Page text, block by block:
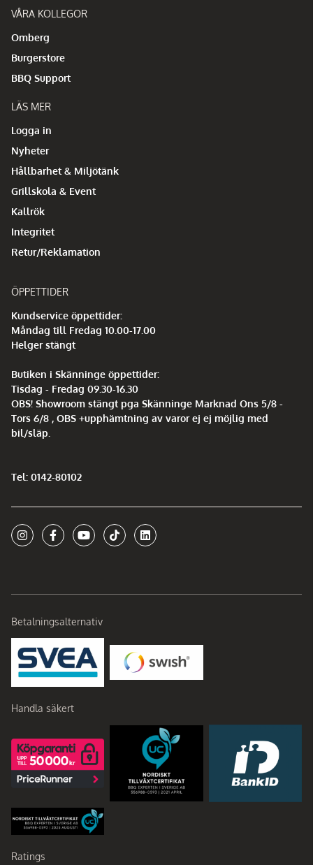
VÅRA KOLLEGOR
Omberg
Burgerstore
BBQ Support
LÄS MER
Logga in
Nyheter
Hållbarhet & Miljötänk
Grillskola & Event
Kallrök
Integritet
Retur/Reklamation
ÖPPETTIDER
Kundservice öppettider:
Måndag till Fredag 10.00-17.00
Helger stängt
Butiken i Skänninge öppettider:
Tisdag - Fredag 09.30-16.30
OBS! Showroom stängt pga Skänninge Marknad Ons 5/8 -
Tors 6/8 , OBS +upphämtning av varor ej ej möjlig med
bil/släp.
Tel: 0142-80102
Betalningsalternativ
Handla säkert
Ratings